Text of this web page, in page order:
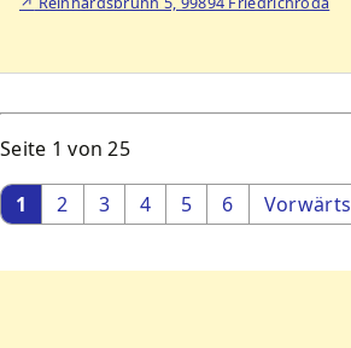
Seite 1 von 25
1 2 3 4 5 6 Vorwärts